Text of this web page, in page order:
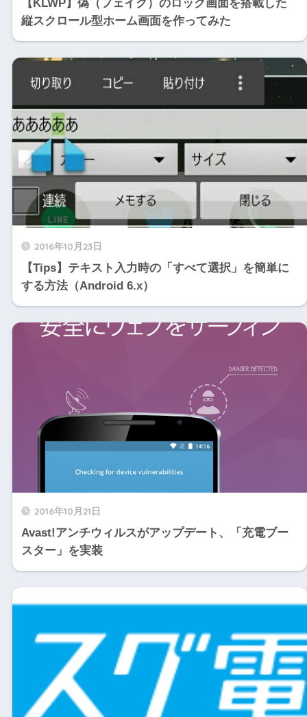
【KLWP】偽（フェイク）のロック画面を搭載した
縦スクロール型ホーム画面を作ってみた
2016年10月23日
【Tips】テキスト入力時の「すべて選択」を簡単に
する方法（Android 6.x）
2016年10月21日
Avast!アンチウィルスがアップデート、「充電ブー
スター」を実装